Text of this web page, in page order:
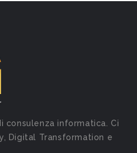
consulenza informatica. Ci
Digital Transformation e